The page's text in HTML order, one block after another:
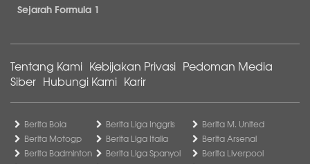
Sejarah Formula 1
Tentang Kami Kebijakan Privasi Pedoman Media
Siber Hubungi Kami Karir
Berita Bola
Berita Motogp
Berita Badminton
Berita Liga Inggris
Berita Liga Italia
Berita Liga Spanyol
Berita M. United
Berita Arsenal
Berita Liverpool